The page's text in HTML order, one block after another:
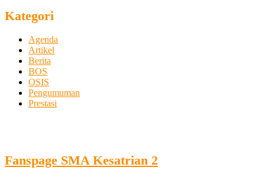
Kategori
Agenda
Artikel
Berita
BOS
OSIS
Pengumuman
Prestasi
Fanspage SMA Kesatrian 2